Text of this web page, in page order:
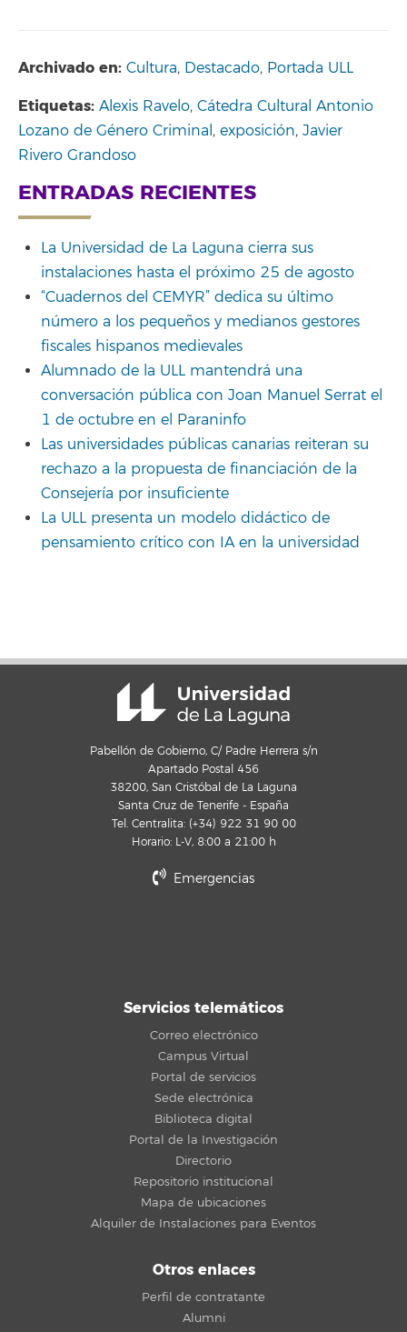
Archivado en: Cultura, Destacado, Portada ULL
Etiquetas: Alexis Ravelo, Cátedra Cultural Antonio
Lozano de Género Criminal , exposición, Javier
Rivero Grandoso
ENTRADAS RECIENTES
La Universidad de La Laguna cierra sus
instalaciones hasta el próximo 25 de agosto
“Cuadernos del CEMYR” dedica su último
número a los pequeños y medianos gestores
fiscales hispanos medievales
Alumnado de la ULL mantendrá una
conversación pública con Joan Manuel Serrat el
1 de octubre en el Paraninfo
Las universidades públicas canarias reiteran su
rechazo a la propuesta de financiación de la
Consejería por insuficiente
La ULL presenta un modelo didáctico de
pensamiento crítico con IA en la universidad
Pabellón de Gobierno, C/ Padre Herrera s/n
Apartado Postal 456
38200, San Cristóbal de La Laguna
Santa Cruz de Tenerife - España
Tel. Centralita: (+34) 922 31 90 00
Horario: L-V, 8:00 a 21:00 h
Emergencias
Servicios telemáticos
Correo electrónico
Campus Virtual
Portal de servicios
Sede electrónica
Biblioteca digital
Portal de la Investigación
Directorio
Repositorio institucional
Mapa de ubicaciones
Alquiler de Instalaciones para Eventos
Otros enlaces
Perfil de contratante
Alumni